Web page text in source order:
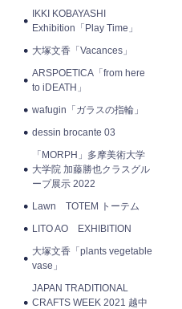
IKKI KOBAYASHI
Exhibition「Play Time」
大塚文香「Vacances」
ARSPOETICA「from here
to iDEATH」
wafugin「ガラスの指輪」
dessin brocante 03
「MORPH」多摩美術大学
大学院 加藤勝也クラスグル
ープ展示 2022
Lawn TOTEM トーテム
LITO AO EXHIBITION
大塚文香「plants vegetable
vase」
JAPAN TRADITIONAL
CRAFTS WEEK 2021 越中